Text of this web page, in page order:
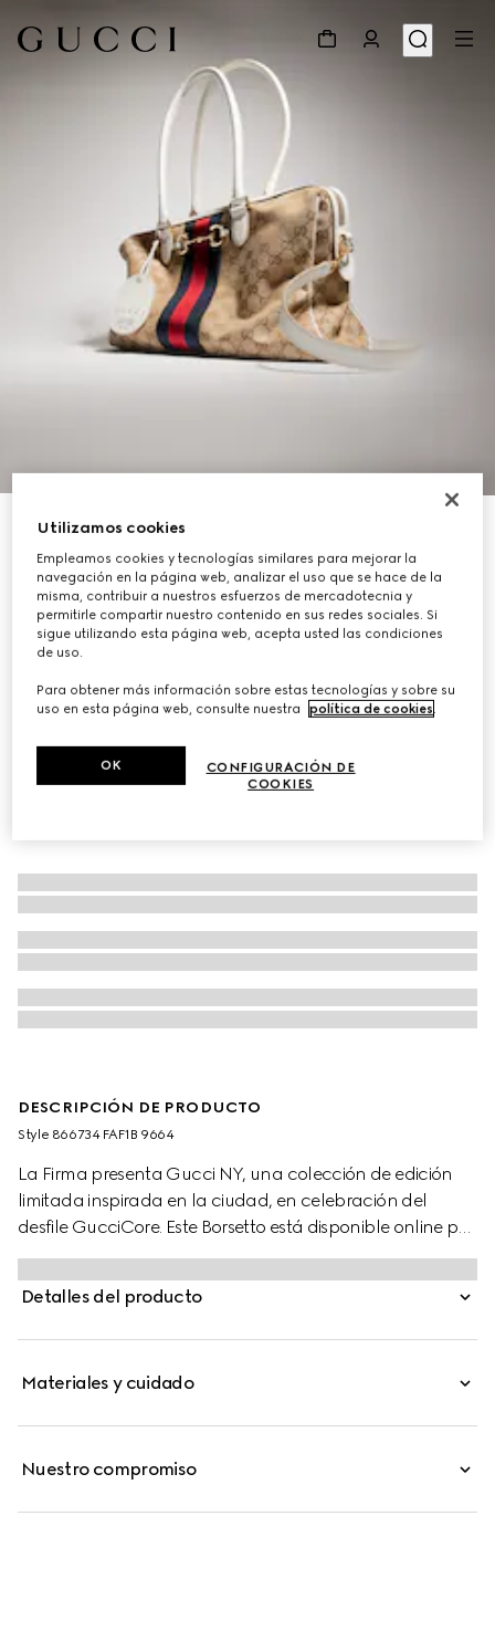
Limited Edition
Bolso Boston Borsetto grande
€ 2.600
Variaciones arena y lona GG marrón
DESCRIPCIÓN DE PRODUCTO
Style ‎866734 FAF1B 9664
La Firma presenta Gucci NY, una colección de edición
limitada inspirada en la ciudad, en celebración del
desfile GucciCore. Este Borsetto está disponible online por
tiempo limitado y rinde homenaje a la ciudad con una
etiqueta de cuero que presenta las direcciones de las tres
boutiques.
Detalles del producto
Materiales y cuidado
Nuestro compromiso
Utilizamos cookies
Empleamos cookies y tecnologías similares para mejorar la
navegación en la página web, analizar el uso que se hace de la
misma, contribuir a nuestros esfuerzos de mercadotecnia y
permitirle compartir nuestro contenido en sus redes sociales. Si
sigue utilizando esta página web, acepta usted las condiciones
de uso.
Para obtener más información sobre estas tecnologías y sobre su
uso en esta página web, consulte nuestra
política de cookies
CONFIGURACIÓN DE
COOKIES
OK